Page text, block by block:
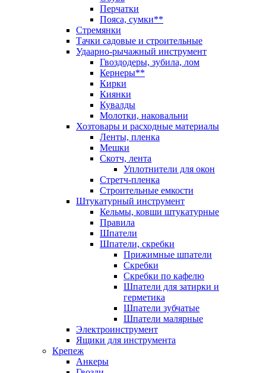
Перчатки
Пояса, сумки**
Стремянки
Тачки садовые и строительные
Удаарно-рычажный инструмент
Гвоздодеры, зубила, лом
Кернеры**
Кирки
Киянки
Кувалды
Молотки, наковальни
Хозтовары и расходные материалы
Ленты, пленка
Мешки
Скотч, лента
Уплотнители для окон
Стретч-пленка
Строительные емкости
Штукатурный инструмент
Кельмы, ковши штукатурные
Правила
Шпатели
Шпатели, скребки
Прижимные шпатели
Скребки
Скребки по кафелю
Шпатели для затирки и
герметика
Шпатели зубчатые
Шпатели малярные
Электроинструмент
Ящики для инструмента
Крепеж
Анкеры